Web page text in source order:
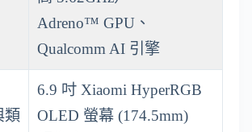
Adreno™ GPU、
Qualcomm AI 引擎
類
6.9 吋 Xiaomi HyperRGB
OLED 螢幕 (174.5mm)